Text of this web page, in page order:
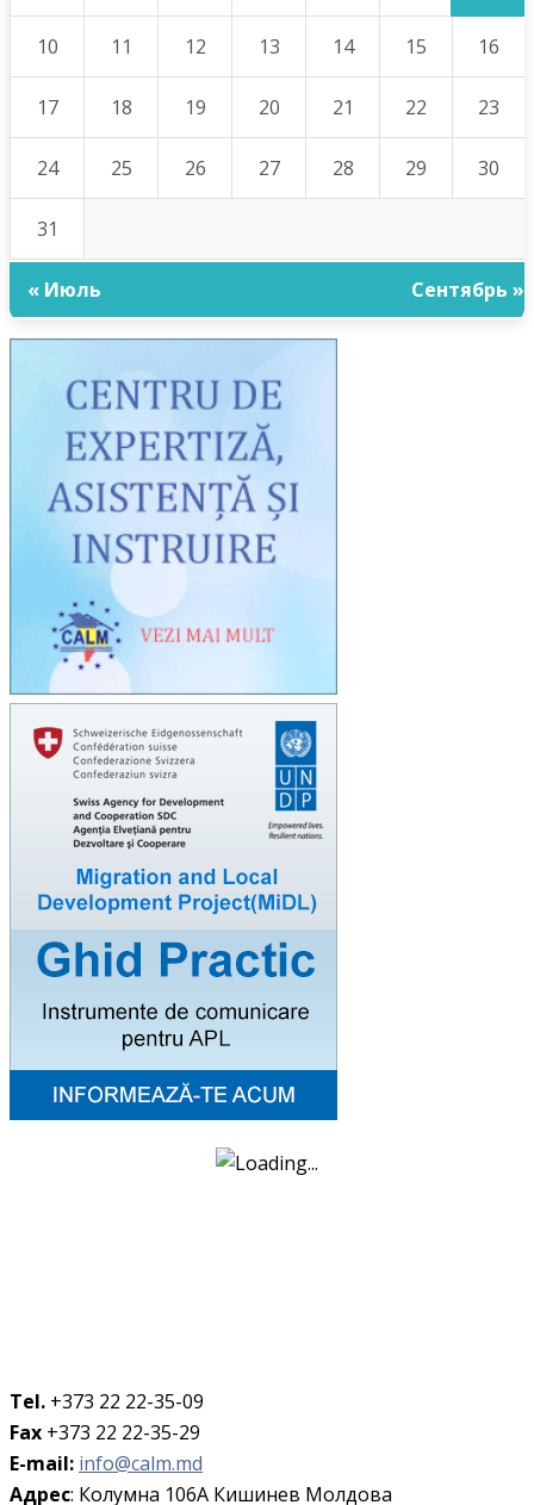
10 11 12 13 14 15 16
17 18 19 20 21 22 23
24 25 26 27 28 29 30
31
« Июль Сентябрь »
Tel. +373 22 22-35-09
Fax +373 22 22-35-29
E-mail: info@calm.md
Адрес: Колумна 106A Кишинев Молдова